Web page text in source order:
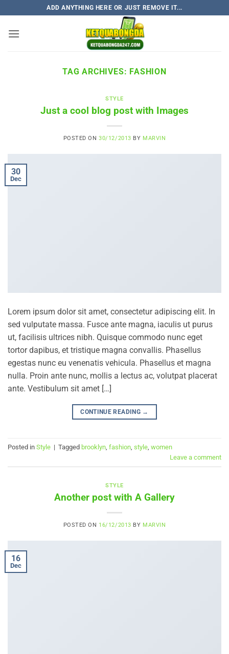
to
content
ADD ANYTHING HERE OR JUST REMOVE IT...
TAG ARCHIVES: FASHION
STYLE
Just a cool blog post with Images
POSTED ON30/12/2013 BY MARVIN
30
Dec
Lorem ipsum dolor sit amet, consectetur adipiscing elit. In
sed vulputate massa. Fusce ante magna, iaculis ut purus
ut, facilisis ultrices nibh. Quisque commodo nunc eget
tortor dapibus, et tristique magna convallis. Phasellus
egestas nunc eu venenatis vehicula. Phasellus et magna
nulla. Proin ante nunc, mollis a lectus ac, volutpat placerat
ante. Vestibulum sit amet […]
CONTINUE READING →
Posted in Style | Tagged brooklyn fashion style women
Leave a comment
STYLE
Another post with A Gallery
POSTED ON 16/12/2013 BY MARVIN
16
Dec